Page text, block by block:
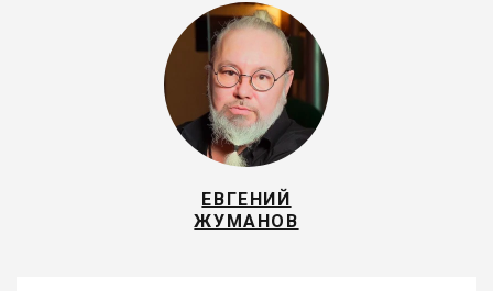
ЕВГЕНИЙ
ЖУМАНОВ